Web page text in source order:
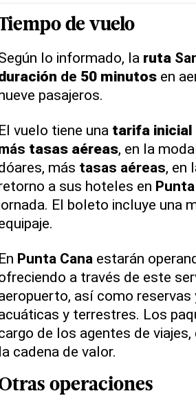
de vuelo
lo informado, la ruta
de 50 minutosen
pasajeros.
El vuelo tiene una tarifa inicial
tasas aéreas, en la
más tasas aéreas, en
a sus hoteles en
El boleto incluye una
En Punta Canaestarán
a través de este
así como
y terrestres. Los
de los agentes de
la cadena de valor.
operaciones